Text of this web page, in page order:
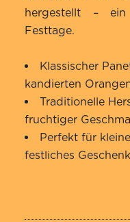
hergestellt –
Festtage.
Klassischer
kandierten
Traditionelle
fruchtiger
Perfekt für
festliches Geschenk